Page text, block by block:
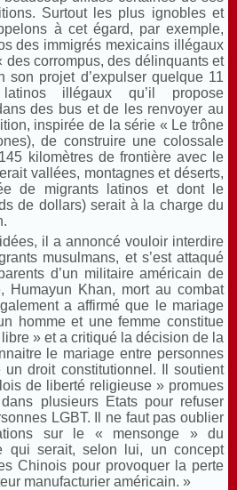
Surtout les plus ignobles et
à cet égard, par exemple,
des immigrés mexicains illégaux
des corrompus, des délinquants et
son projet d’expulser quelque 11
latinos illégaux qu’il propose
des bus et de les renvoyer au
inspirée de la série « Le trône
de construire une colossale
kilomètres de frontière avec le
vallées, montagnes et déserts,
de migrants latinos et dont le
de dollars) serait à la charge du
il a annoncé vouloir interdire
musulmans, et s’est attaqué
d’un militaire américain de
Humayun Khan, mort au combat
a affirmé que le mariage
homme et une femme constitue
» et a critiqué la décision de la
le mariage entre personnes
droit constitutionnel. Il soutient
de liberté religieuse » promues
plusieurs Etats pour refuser
LGBT. Il ne faut pas oublier
sur le « mensonge » du
qui serait, selon lui, un concept
Chinois pour provoquer la perte
manufacturier américain. »